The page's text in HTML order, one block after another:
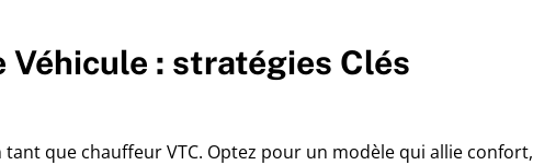
: stratégies Clés
que chauffeur VTC. Optez pour un modèle qui allie